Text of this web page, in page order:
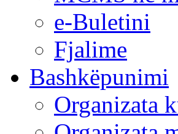
e-Buletini
Fjalime
Bashkëpunimi
Organizata